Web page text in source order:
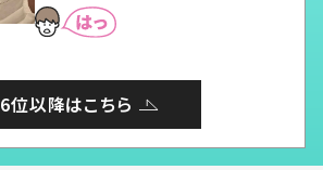
6位以降はこちら